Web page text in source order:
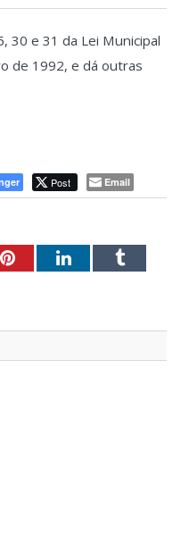
30 e 31 da Lei Municipal
de 1992, e dá outras
Post Email
PinterestLinkedInTumblr